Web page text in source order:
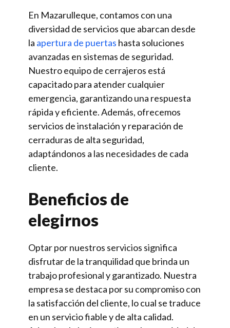
En Mazarulleque, contamos con una
diversidad de servicios que abarcan desde
la apertura de puertas hasta soluciones
avanzadas en sistemas de seguridad.
Nuestro equipo de cerrajeros está
capacitado para atender cualquier
emergencia, garantizando una respuesta
rápida y eficiente. Además, ofrecemos
servicios de instalación y reparación de
cerraduras de alta seguridad,
adaptándonos a las necesidades de cada
cliente.
Beneficios de
elegirnos
Optar por nuestros servicios significa
disfrutar de la tranquilidad que brinda un
trabajo profesional y garantizado. Nuestra
empresa se destaca por su compromiso con
la satisfacción del cliente, lo cual se traduce
en un servicio fiable y de alta calidad.